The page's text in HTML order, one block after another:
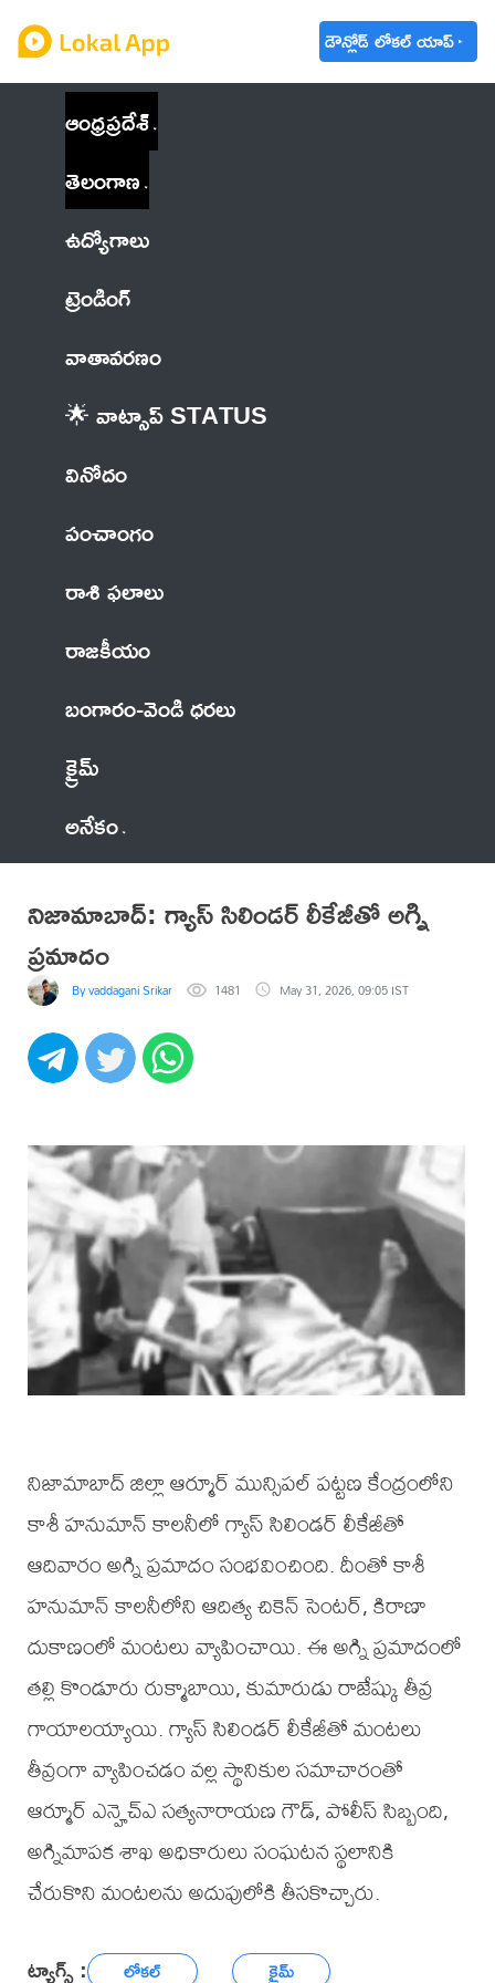
డౌన్లోడ్ లోకల్ యాప్
ఆంధ్రప్రదేశ్
తెలంగాణ
ఉద్యోగాలు
ట్రెండింగ్
వాతావరణం
🌟 వాట్సాప్ STATUS
వినోదం
పంచాంగం
రాశి ఫలాలు
రాజకీయం
బంగారం-వెండి ధరలు
క్రైమ్
అనేకం
నిజామాబాద్: గ్యాస్ సిలిండర్ లీకేజీతో అగ్ని
ప్రమాదం
By vaddagani Srikanth 1481 May 31, 2026, 09:05 IST
నిజామాబాద్ జిల్లా ఆర్మూర్ మున్సిపల్ పట్టణ కేంద్రంలోని
కాశీ హనుమాన్ కాలనీలో గ్యాస్ సిలిండర్ లీకేజీతో
ఆదివారం అగ్ని ప్రమాదం సంభవించింది. దీంతో కాశీ
హనుమాన్ కాలనీలోని ఆదిత్య చికెన్ సెంటర్, కిరాణా
దుకాణంలో మంటలు వ్యాపించాయి. ఈ అగ్ని ప్రమాదంలో
తల్లి కొండూరు రుక్మాబాయి, కుమారుడు రాజేష్కు తీవ్ర
గాయాలయ్యాయి. గ్యాస్ సిలిండర్ లీకేజీతో మంటలు
తీవ్రంగా వ్యాపించడం వల్ల స్థానికుల సమాచారంతో
ఆర్మూర్ ఎన్హెచ్ఎ సత్యనారాయణ గౌడ్, పోలీస్ సిబ్బంది,
అగ్నిమాపక శాఖ అధికారులు సంఘటన స్థలానికి
చేరుకొని మంటలను అదుపులోకి తీసకొచ్చారు.
ట్యాగ్స్ : లోకల్ క్రైమ్